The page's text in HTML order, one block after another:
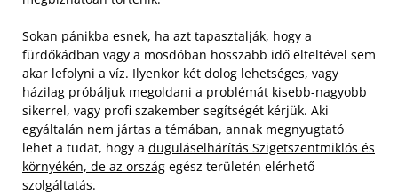
Sokan pánikba esnek, ha azt tapasztalják, hogy a
fürdőkádban vagy a mosdóban hosszabb idő elteltével sem
akar lefolyni a víz. Ilyenkor két dolog lehetséges, vagy
házilag próbáljuk megoldani a problémát kisebb-nagyobb
sikerrel, vagy profi szakember segítségét kérjük. Aki
egyáltalán nem jártas a témában, annak megnyugtató
lehet a tudat, hogy a duguláselhárítás Szigetszentmiklós és
környékén, de az ország egész területén elérhető
szolgáltatás.